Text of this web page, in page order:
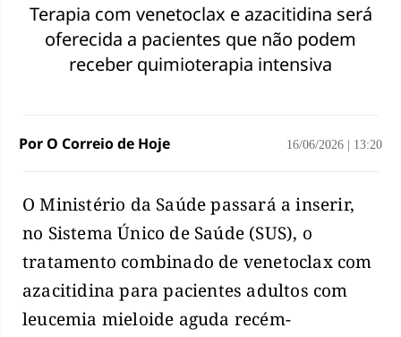
Terapia com venetoclax e azacitidina será
oferecida a pacientes que não podem
receber quimioterapia intensiva
Por O Correio de Hoje 16/06/2026 13:20
O Ministério da Saúde passará a inserir,
no Sistema Único de Saúde (SUS), o
tratamento combinado de venetoclax com
azacitidina para pacientes adultos com
leucemia mieloide aguda recém-